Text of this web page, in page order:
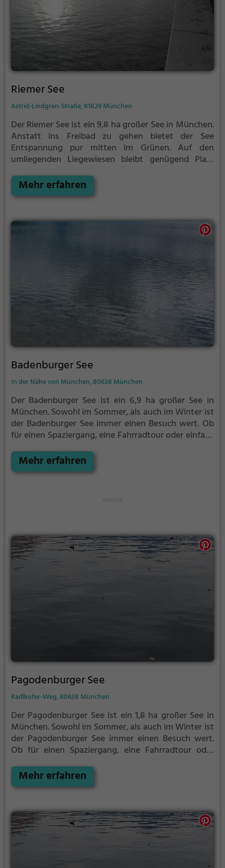
Riemer See
Astrid-Lindgren-Straße, 81829 München
Der Riemer See ist ein 9,8 ha großer See in München.
Anstatt ins Freibad zu gehen bietet der See
Entspannung pur mitten im Grünen. Auf den
umliegenden Liegewiesen bleibt genügend Platz
September ist der Riemer See ein beliebtes
Ausflugsziel. Egal ob für Familien, Freunde oder
Tage.
Mehr erfahren
Badenburger See
In der Nähe von München, 80638 München
Der Badenburger See ist ein 6,9 ha großer See in
München.Sowohl im Sommer, als auch im Winter ist
der Badenburger See immer einen Besuch wert. Ob
für einen Spaziergang, eine Fahrradtour oder einfach
bietet zahlreiche Möglichkeiten für
Freizeitaktivitäten.
Mehr erfahren
Pagodenburger See
Radlkofer-Weg, 80638 München
Der Pagodenburger See ist ein 1,8 ha großer See in
München.Sowohl im Sommer, als auch im Winter ist
der Pagodenburger See immer einen Besuch wert.
Ob für einen Spaziergang, eine Fahrradtour oder
Pagodenburger See bietet zahlreiche Möglichkeiten
für Freizeitaktivitäten.
Mehr erfahren